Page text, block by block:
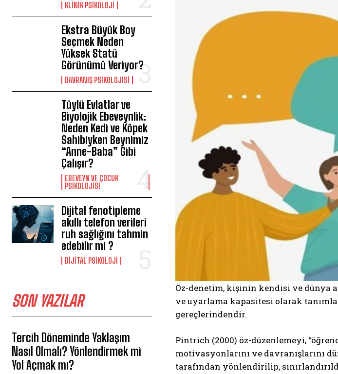
KLINIK PSIKOLOJI
Ekstra Büyük Boy
Seçmek Neden
Yüksek Statü
Görünümü Veriyor?
DAVRANIŞ PSIKOLOJISI
Tüylü Evlatlar ve
Biyolojik Ebeveynlik:
Neden Kedi ve Köpek
Sahibiyken Beynimiz
“Anne-Baba” Gibi
Çalışır?
EBEVEYN VE ÇOCUK
PSIKOLOJISI
Dijital fenotipleme
akıllı telefon verileri
ruh sağlığını tahmin
edebilir mi ?
DIJITAL PSIKOLOJI
SON YAZILAR
Tercih Döneminde Yaklaşım
Nasıl Olmalı? Yönlendirmek mi
Yol Açmak mı?
Öz-denetim, kişinin kendisi ve dünya
ve uyarlama kapasitesi olarak
gereçlerindendir.
Pintrich (2000) öz-düzenlemeyi,
motivasyonlarını ve davranışlarını
tarafından yönlendirilip,